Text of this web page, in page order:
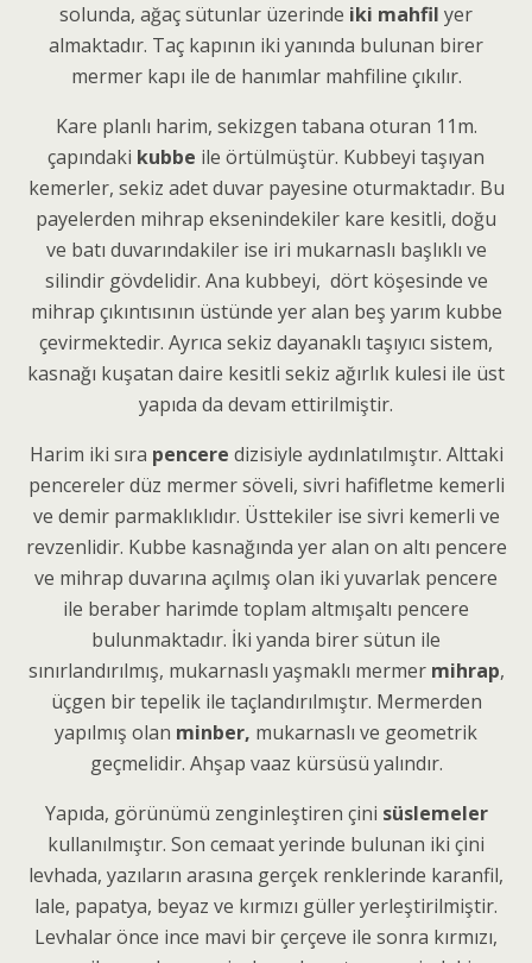
solunda, ağaç sütunlar üzerinde iki mahfil yer
almaktadır. Taç kapının iki yanında bulunan birer
mermer kapı ile de hanımlar mahfiline çıkılır.
Kare planlı harim, sekizgen tabana oturan 11m.
çapındaki kubbe ile örtülmüştür. Kubbeyi taşıyan
kemerler, sekiz adet duvar payesine oturmaktadır. Bu
payelerden mihrap eksenindekiler kare kesitli, doğu
ve batı duvarındakiler ise iri mukarnaslı başlıklı ve
silindir gövdelidir. Ana kubbeyi, dört köşesinde ve
mihrap çıkıntısının üstünde yer alan beş yarım kubbe
çevirmektedir. Ayrıca sekiz dayanaklı taşıyıcı sistem,
kasnağı kuşatan daire kesitli sekiz ağırlık kulesi ile üst
yapıda da devam ettirilmiştir.
Harim iki sıra pencere dizisiyle aydınlatılmıştır. Alttaki
pencereler düz mermer söveli, sivri hafifletme kemerli
ve demir parmaklıklıdır. Üsttekiler ise sivri kemerli ve
revzenlidir. Kubbe kasnağında yer alan on altı pencere
ve mihrap duvarına açılmış olan iki yuvarlak pencere
ile beraber harimde toplam altmışaltı pencere
bulunmaktadır. İki yanda birer sütun ile
sınırlandırılmış, mukarnaslı yaşmaklı mermer mihrap,
üçgen bir tepelik ile taçlandırılmıştır. Mermerden
yapılmış olan minber, mukarnaslı ve geometrik
geçmelidir. Ahşap vaaz kürsüsü yalındır.
Yapıda, görünümü zenginleştiren çini süslemeler
kullanılmıştır. Son cemaat yerinde bulunan iki çini
levhada, yazıların arasına gerçek renklerinde karanfil,
lale, papatya, beyaz ve kırmızı güller yerleştirilmiştir.
Levhalar önce ince mavi bir çerçeve ile sonra kırmızı,